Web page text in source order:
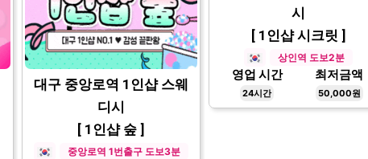
대구 중앙로역 1인샵 스웨
디시
[ 1인샵 숲 ]
중앙로역 1번출구 도보3분
시
[ 1인샵 시크릿 ]
상인역 도보2분
영업 시간
24시간
최저금액
50,000원